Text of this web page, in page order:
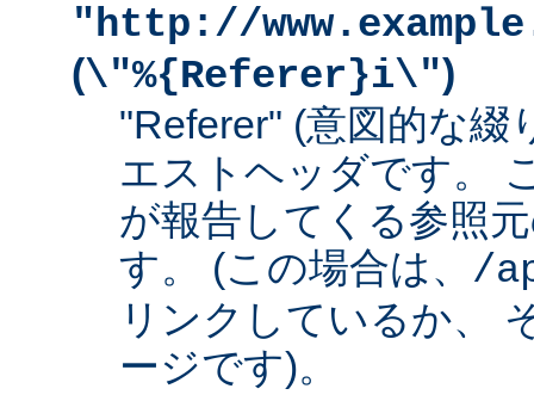
"http://
(\"%{Referer}i\")
"Referer" (意図的な綴
エストヘッダです。
が報告してくる参照
す。 (この場合は、 /
リンクしているか、
ージです)。